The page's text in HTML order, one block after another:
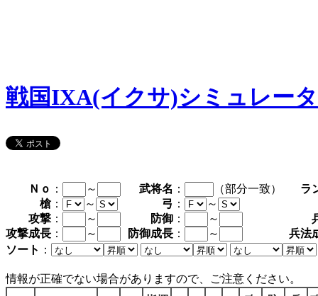
戦国IXA(イクサ)シミュレー
Ｎｏ ： ～ 武将名 ： （部分一致）
ラ
槍 ： ～ 弓 ：
～
攻撃 ： ～ 防御 ： ～
攻撃成長 ： ～ 防御成長 ： ～
兵法
ソート ：
情報が正確でない場合がありますので、ご注意ください。